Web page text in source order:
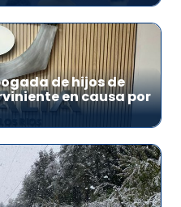
de hijos de
en causa por